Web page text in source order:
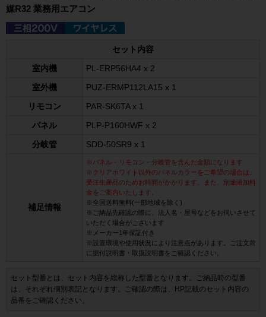
媒R32 業務用エアコン
セット内容
室内機 PL-ERP56HA4 x 2
室外機 PUZ-ERMP112LA15 x 1
リモコン PAR-SK6TA x 1
パネル PLP-P160HWF x 2
分岐管 SDD-50SR9 x 1
補足情報
※パネル・リモコン・分岐管を含んだ金額になります
※クリアホワイト以外のパネルカラーをご希望の場合は、
受注生産品のためお時間がかかります。また、別途追加料
金をご案内いたします。
※全国送料無料(一部地域を除く)
※ご納品先確認の際に、法人名・屋号などをお伺いさせて
いただく場合がございます
※メーカー1年保証付き
※設置環境や使用状況により注意点があります。ご注文前
に据付説明書・取扱説明書をご確認ください。
セット型番とは、セット内容を総称した型番となります。ご納品時の型番
は、それぞれ個別表記となります。ご確認の際は、HP記載のセット内容の
品番をご確認ください。